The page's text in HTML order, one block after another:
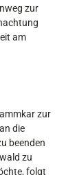
zur
am
zur
die
beenden
zu
folgt